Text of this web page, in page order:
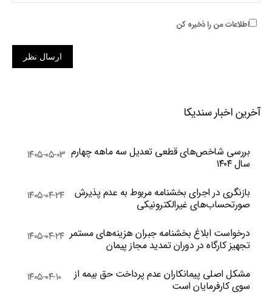
اطلاعات من را ذخیره کن
ارسال نظر
آخرین اخبار سندیکا
بررسی شاخص‌های قطعی تعدیل سه ماهه چهارم
سال ۱۴۰۴
۱۴۰۵-۰۵-۰۳
بازنگری در اجرای بخشنامه مربوط به عدم پذیرش
صورتحساب‌های غیرالکترونیکی
۱۴۰۵-۰۴-۲۴
درخواست ابلاغ بخشنامه جبران هزینه‌های مستمر
تجهیز کارگاه در دوران تمدید مجاز پیمان
۱۴۰۵-۰۴-۲۴
مشکل اصلی پیمانکاران عدم پرداخت حق بیمه از
سوی کارفرمایان است
۱۴۰۵-۰۴-۱۰